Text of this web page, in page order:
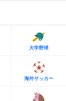
大学野球
海外サッカー